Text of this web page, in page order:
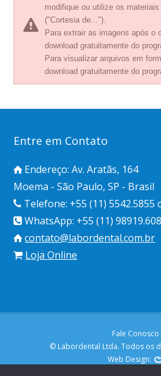
modifique ou utilize os
("Cortesia de...").
Para extrair as imagens após o
download gratuitamente do
Para visualizar arquivos em
download gratuitamente do
Entre em Contato
Endereço: Av. Aratãs, 164
Moema - São Paulo, SP - Brasil
Telefone: +55 (11) 5542.5855
WhatsApp: +55 (11)
contato@labordental.com.br
Loja Online
Fale Conosco
© Labordental Ltda. Todos os
Web Design: